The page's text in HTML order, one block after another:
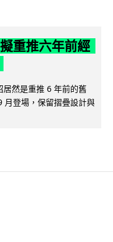
重推六年前經
然是重推 6 年前的舊
月登場，保留摺疊設計與